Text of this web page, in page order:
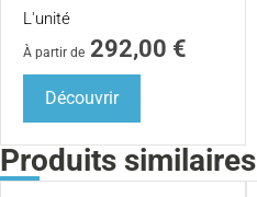
L'unité
À partir de 292,00 €
Découvrir
Produits similaires